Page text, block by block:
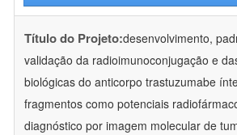
Título do Projeto:desenvolvimento,
validação da radioimunoconjugação e
biológicas do anticorpo trastuzumabe
fragmentos como potenciais
diagnóstico por imagem molecular de